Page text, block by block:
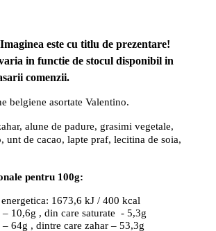
Imaginea este cu titlu de prezentare!
in functie de stocul disponibil in
comenzii.
belgiene asortate Valentino.
alune de padure, grasimi vegetale,
unt de cacao, lapte praf, lecitina de soia,
pentru 100g:
1673,6 kJ / 400 kcal
– 10,6g , din care saturate - 5,3g
64g , dintre care zahar – 53,3g